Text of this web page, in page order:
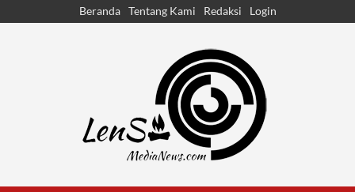
Beranda Tentang Kami Redaksi Login